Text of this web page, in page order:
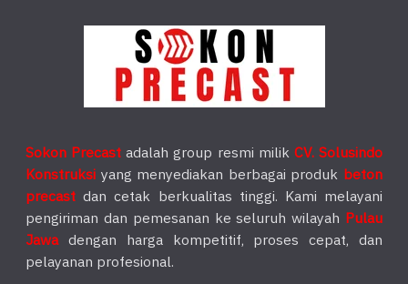
Sokon Precast adalah group resmi milik CV. Solusindo
Konstruksi yang menyediakan berbagai produk beton
precast dan cetak berkualitas tinggi. Kami melayani
pengiriman dan pemesanan ke seluruh wilayah Pulau
Jawadengan harga kompetitif, proses cepat, dan
pelayanan profesional.